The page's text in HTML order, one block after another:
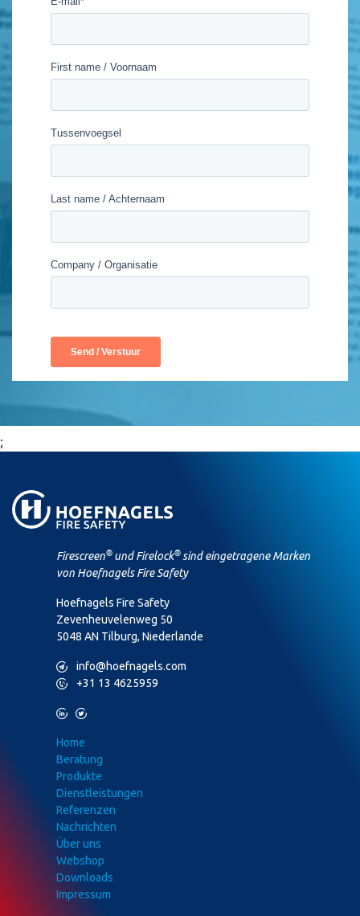
;
Firescreen® und Firelock® sind eingetragene Marken
von Hoefnagels Fire Safety
Hoefnagels Fire Safety
Zevenheuvelenweg 50
5048 AN Tilburg, Niederlande
M info@hoefnagels.com
P +31 13 4625959
L T
Home
Beratung
Produkte
Dienstleistungen
Referenzen
Nachrichten
Über uns
Webshop
Downloads
Impressum